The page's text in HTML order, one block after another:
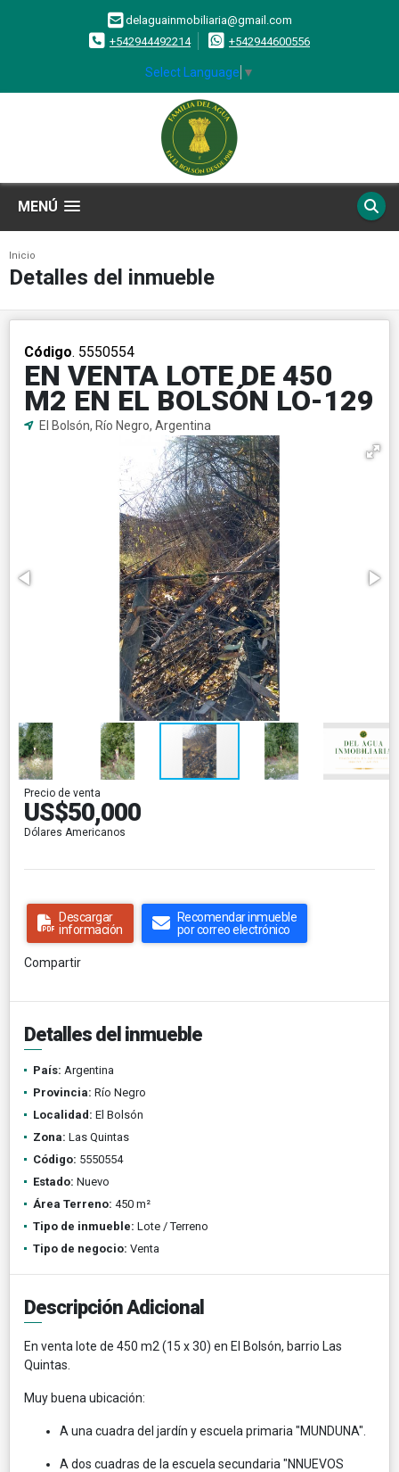
delaguainmobiliaria@gmail.com
+542944492214
+542944600556
Select Language ▼
MENÚ
Inicio
Detalles del inmueble
Código. 5550554
EN VENTA LOTE DE 450
M2 EN EL BOLSÓN LO-129
El Bolsón, Río Negro, Argentina
Precio de venta
US$50,000
Dólares Americanos
Descargar
información
Recomendar inmueble
por correo electrónico
Compartir
Detalles del inmueble
País: Argentina
Provincia: Río Negro
Localidad: El Bolsón
Zona: Las Quintas
Código: 5550554
Estado: Nuevo
Área Terreno: 450 m²
Tipo de inmueble: Lote / Terreno
Tipo de negocio: Venta
Descripción Adicional
En venta lote de 450 m2 (15 x 30) en El Bolsón, barrio Las
Quintas.
Muy buena ubicación:
A una cuadra del jardín y escuela primaria "MUNDUNA".
A dos cuadras de la escuela secundaria "NNUEVOS